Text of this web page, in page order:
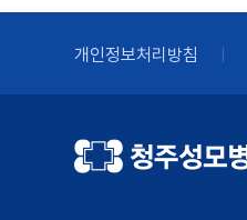
개인정보처리방침